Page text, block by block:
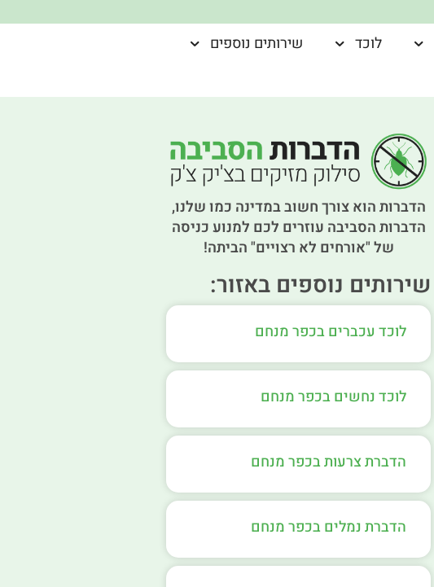
לוכד
שירותים נוספים
הדברות הוא צורך חשוב במדינה כמו שלנו,
הדברות הסביבה עוזרים לכם למנוע כניסה
של "אורחים לא רצויים" הביתה!
שירותים נוספים באזור:
לוכד עכברים בכפר מנחם
לוכד נחשים בכפר מנחם
הדברת צרעות בכפר מנחם
הדברת נמלים בכפר מנחם